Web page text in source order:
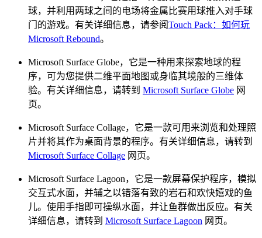
球，并利用两球之间的电场将金属比赛用球推入对手球
门的游戏。有关详细信息，请参阅Touch Pack：如何玩
Microsoft Rebound。
Microsoft Surface Globe，它是一种用来探索地球的程
序，可为您提供二维平面地图或身临其境般的三维体
验。有关详细信息，请转到 Microsoft Surface Globe 网
页。
Microsoft Surface Collage，它是一款可用来浏览和处理照
片并将其作为桌面背景的程序。有关详细信息，请转到
Microsoft Surface Collage 网页。
Microsoft Surface Lagoon，它是一款屏幕保护程序，模拟
交互式水面，并辅之以错落有致的岩石和欢快嬉戏的鱼
儿。使用手指即可操纵水面，并让鱼群做出反应。有关
详细信息，请转到 Microsoft Surface Lagoon 网页。